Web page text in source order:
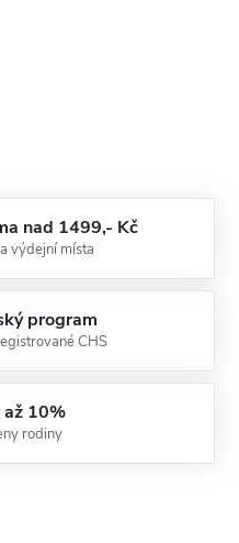
nad 1499,- Kč
výdejní místa
program
CHS
až 10%
rodiny